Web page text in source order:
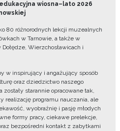
wiosna–lato 2026
80 różnorodnych lekcji muzealnych
w Tarnowie, a także w
Wierzchosławicach i
w inspirujący i angażujący sposób
oraz dziedzictwo naszego
zostały starannie opracowane tak,
realizację programu nauczania, ale
wyobraźnię i pasję młodych
formy pracy, ciekawe prelekcje,
bezpośredni kontakt z zabytkami